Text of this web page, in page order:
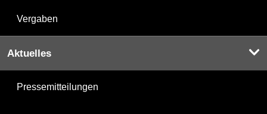
Vergaben
Aktuelles
Pressemitteilungen